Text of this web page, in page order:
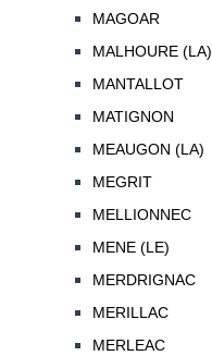
MAGOAR
MALHOURE (LA)
MANTALLOT
MATIGNON
MEAUGON (LA)
MEGRIT
MELLIONNEC
MENE (LE)
MERDRIGNAC
MERILLAC
MERLEAC